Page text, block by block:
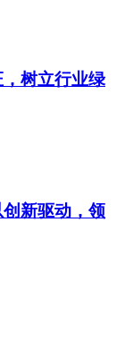
树立行业绿
新驱动，领